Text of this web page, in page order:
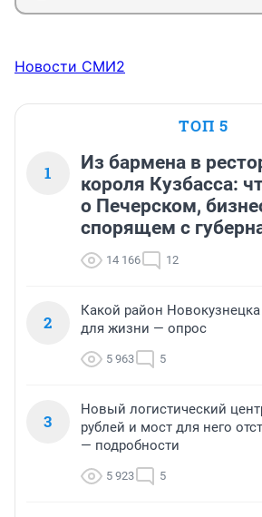
Новости СМИ2
ТОП 5
1
Из бармена в
короля Кузбасса:
о Печерском,
спорящем с
14 166 12
2
Какой район
для жизни — опрос
5 963 5
3
Новый логистический
рублей и мост для него
— подробности
5 923 5